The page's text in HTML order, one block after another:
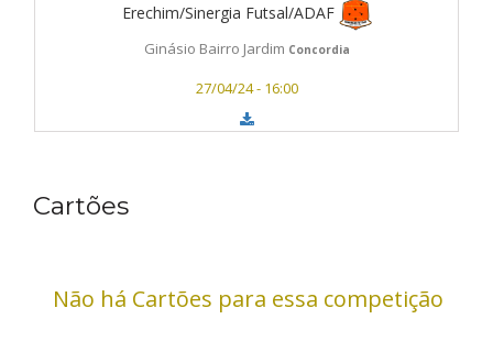
Erechim/Sinergia Futsal/ADAF
Ginásio Bairro Jardim Concordia
27/04/24 - 16:00
Cartões
Não há Cartões para essa competição